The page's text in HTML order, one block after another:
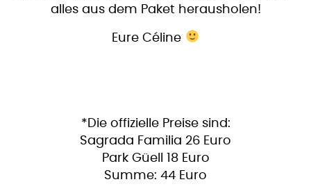
alles aus dem Paket herausholen!
Eure Céline
*Die offizielle Preise sind:
Sagrada Familia 26 Euro
Park Güell 18 Euro
Summe: 44 Euro